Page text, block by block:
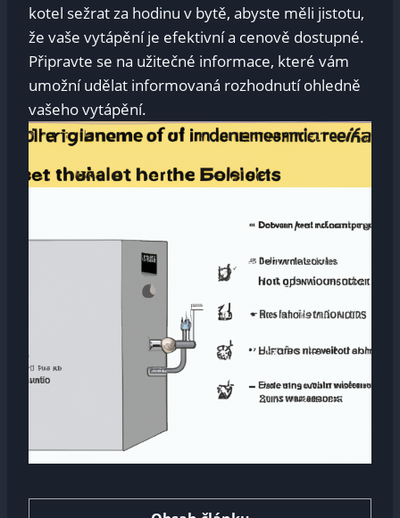
kotel sežrat ⁣za hodinu v bytě, abyste měli jistotu,
že vaše vytápění je efektivní a ‍cenově dostupné.
Připravte⁤ se ​na‍ užitečné informace, které​ vám
umožní⁤ udělat informovaná rozhodnutí ohledně
vašeho vytápění.